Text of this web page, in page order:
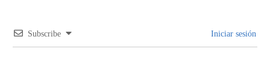
Subscribe Iniciar sesión